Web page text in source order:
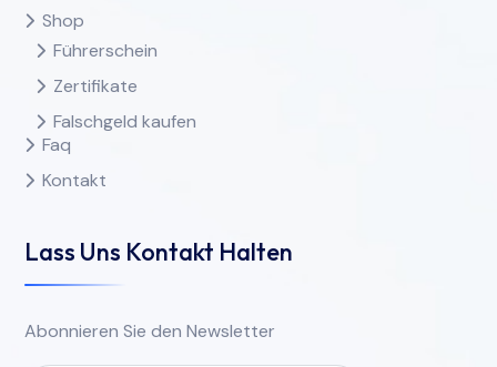
Shop
Führerschein
Zertifikate
Falschgeld kaufen
Faq
Kontakt
Lass Uns Kontakt Halten
Abonnieren Sie den Newsletter